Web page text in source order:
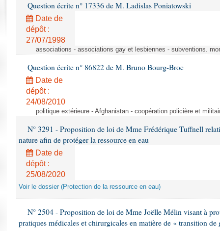
Rapports législatifs
Rapports sur l'application des lois
Baromètre de l’application des lois
Dossiers législatifs
Budget et sécurité sociale
Questions écrites et orales
Comptes rendus des débats
Question écrite n° 17336 de M. Ladislas Poniatowski
Date de
dépôt :
27/07/1998
associations - associations gay et lesbiennes - subventions.
Question écrite n° 86822 de M. Bruno Bourg-Broc
Date de
dépôt :
24/08/2010
politique extérieure - Afghanistan - coopération policière et
N° 3291 - Proposition de loi de Mme Frédérique Tuffnell
nature afin de protéger la ressource en eau
Date de
dépôt :
25/08/2020
Voir le dossier (Protection de la ressource en eau)
N° 2504 - Proposition de loi de Mme Joëlle Mélin visant à
pratiques médicales et chirurgicales en matière de « transition de